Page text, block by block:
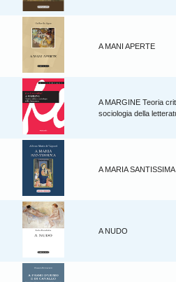
A MANI APERTE
A MARGINE Teoria
sociologia della
A MARIA SANTISSIMA
A NUDO